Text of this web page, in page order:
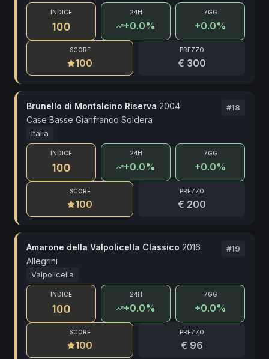
INDICE
100
24H
+0.0%
7GG
+0.0%
SCORE
100
PREZZO
€ 300
Brunello di Montalcino Riserva 2004
Case Basse Gianfranco Soldera
#18
Italia
INDICE
100
24H
+0.0%
7GG
+0.0%
SCORE
100
PREZZO
€ 200
Amarone della Valpolicella Classico 2016
Allegrini
#19
Valpolicella
INDICE
100
24H
+0.0%
7GG
+0.0%
SCORE
100
PREZZO
€ 96